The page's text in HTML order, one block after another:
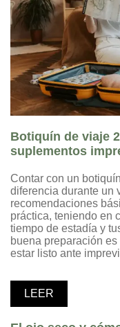
Botiquín de viaje
suplementos
Contar con un
diferencia durante un
recomendaciones
práctica, teniendo en
tiempo de estadía y
buena preparación
estar listo ante
LEER